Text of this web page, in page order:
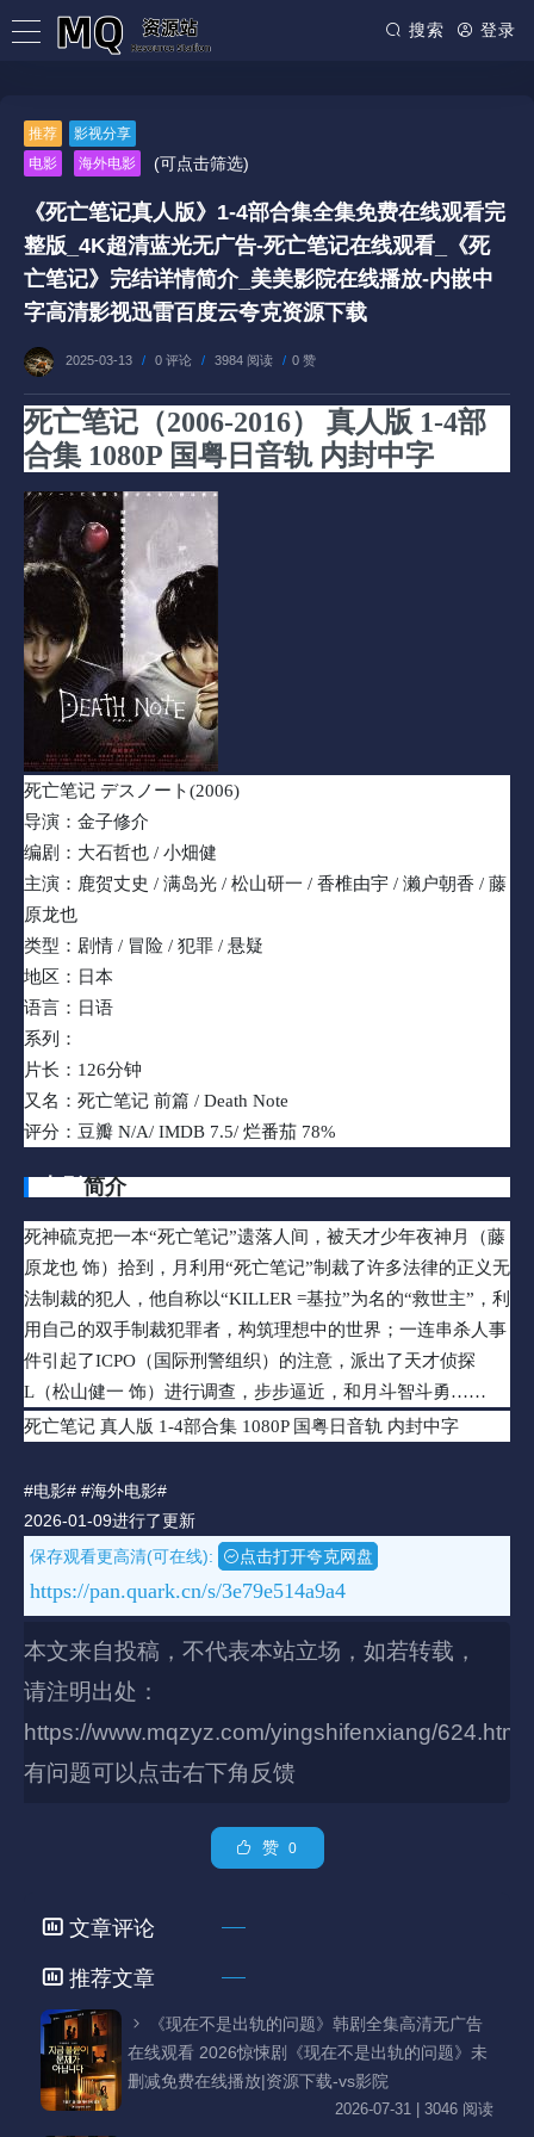
搜索 登录
推荐
影视分享
电影
海外电影 (可点击筛选)
《死亡笔记真人版》1-4部合集全集免费在线观看完
整版_4K超清蓝光无广告-死亡笔记在线观看_《死
亡笔记》完结详情简介_美美影院在线播放-内嵌中
字高清影视迅雷百度云夸克资源下载
2025-03-13 / 0 评论 / 3984 阅读 / 0 赞
死亡笔记（2006-2016） 真人版 1-4部
合集 1080P 国粤日音轨 内封中字
死亡笔记 デスノート(2006)
导演：金子修介
编剧：大石哲也 / 小畑健
主演：鹿贺丈史 / 满岛光 / 松山研一 / 香椎由宇 / 濑户朝香 / 藤
原龙也
类型：剧情 / 冒险 / 犯罪 / 悬疑
地区：日本
语言：日语
系列：
片长：126分钟
又名：死亡笔记 前篇 / Death Note
评分：豆瓣 N/A/ IMDB 7.5/ 烂番茄 78%
简介
死神硫克把一本“死亡笔记”遗落人间，被天才少年夜神月（藤
原龙也 饰）拾到，月利用“死亡笔记”制裁了许多法律的正义无
法制裁的犯人，他自称以“KILLER =基拉”为名的“救世主”，利
用自己的双手制裁犯罪者，构筑理想中的世界；一连串杀人事
件引起了ICPO（国际刑警组织）的注意，派出了天才侦探
L（松山健一 饰）进行调查，步步逼近，和月斗智斗勇……
死亡笔记 真人版 1-4部合集 1080P 国粤日音轨 内封中字
#电影# #海外电影#
2026-01-09进行了更新
保存观看更高清(可在线):
点击打开夸克网盘
https://pan.quark.cn/s/3e79e514a9a4
本文来自投稿，不代表本站立场，如若转载，
请注明出处：
https://www.mqzyz.com/yingshifenxiang/624.html
有问题可以点击右下角反馈
赞 0
文章评论
推荐文章
《现在不是出轨的问题》韩剧全集高清无广告
在线观看 2026惊悚剧《现在不是出轨的问题》未
删减免费在线播放|资源下载-vs影院
2026-07-31 | 3046 阅读